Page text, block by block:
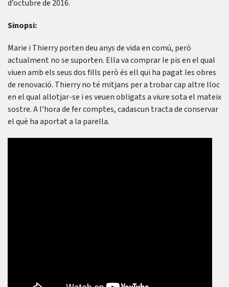
d’octubre de 2016.
Sinopsi:
Marie i Thierry porten deu anys de vida en comú, però
actualment no se suporten. Ella va comprar le pis en el qual
viuen amb els seus dos fills però és ell qui ha pagat les obres
de renovació. Thierry no té mitjans per a trobar cap altre lloc
en el qual allotjar-se i es veuen obligats a viure sota el mateix
sostre. A l’hora de fer comptes, cadascun tracta de conservar
el què ha aportat a la parella.